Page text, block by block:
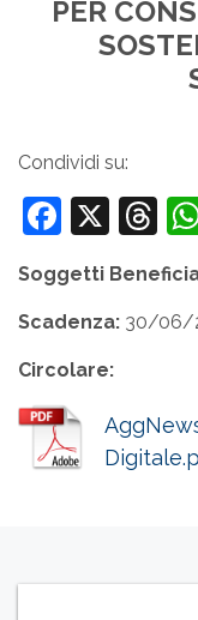
PER
Condividi su:
X
Soggetti
Scadenza: 30/06/
Circolare: